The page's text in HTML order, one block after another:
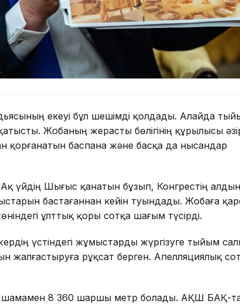
екеуі бұл шешімді қолдады. Алайда
Жобаның жерасты бөлігінің құрылысы
қорғанатын баспана және басқа да нысандар
Ақ үйдің Шығыс қанатын бұзып, Конгрестің
бастағаннан кейін туындады. Жобаға
ұлттық қоры сотқа шағым түсірді.
үстіндегі жұмыстарды жүргізуге тыйым
жалғастыруға рұқсат берген. Апелляциялық
шамамен 8 360 шаршы метр болады. АҚШ БАҚ-